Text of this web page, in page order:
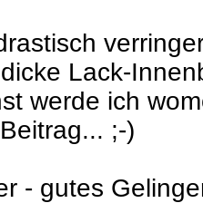
Lack-
werde ich
;-)
- gutes